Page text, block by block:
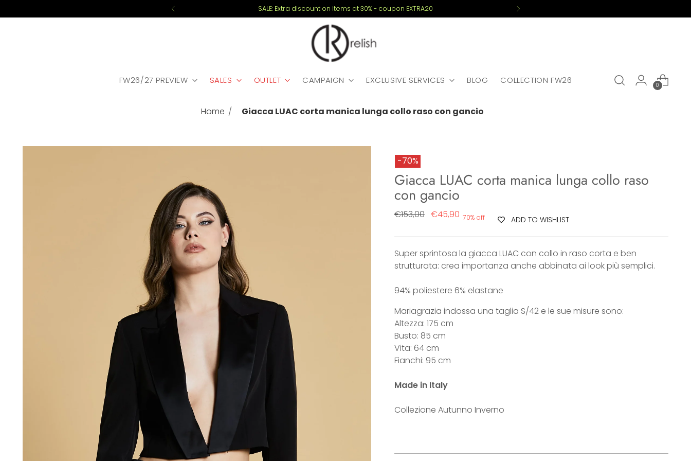
SALE: Extra discount on items at 30% - coupon EXTRA20
FW26/27 PREVIEW SALES OUTLET CAMPAIGN EXCLUSIVE SERVICES BLOG COLLECTION FW26 0
Home Giacca LUAC corta manica lunga collo raso con gancio
-70%
Giacca LUAC corta manica lunga collo raso
con gancio
Regular
€153,00 €45,90 70% off ADD TO WISHLIST
Super sprintosa la giacca LUAC con collo in raso corta e ben
strutturata: crea importanza anche abbinata ai look più semplici.
94% poliestere 6% elastane
Mariagrazia indossa una taglia S/42 e le sue misure sono:
Altezza: 175 cm
Busto: 85 cm
Vita: 64 cm
Fianchi: 95 cm
Made in Italy
Collezione Autunno Inverno